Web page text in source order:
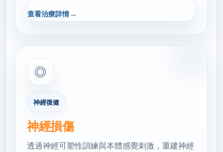
查看治療詳情→
◎
神經復健
神經損傷
透過神經可塑性訓練與本體感覺刺激，重建神經